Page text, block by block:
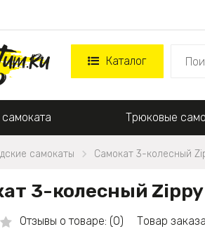
Каталог
Трюковые
самокаты Самокат 3-колесный
3-колесный
Отзывы о товаре: (0) Товар